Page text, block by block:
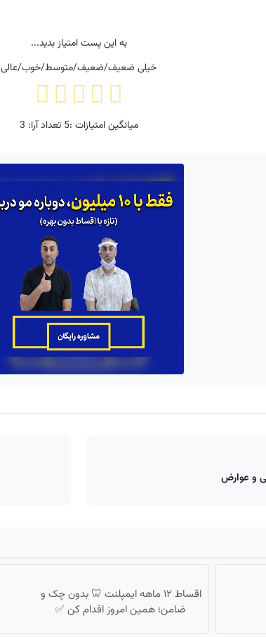
به این پست امتیاز بدید...
خیلی ضعیف/ضعیف/متوسط/خوب/عالی
میانگین امتیازات :5 تعداد آرا: 3
و عوارض
اقساط ۱۲ ماهه ایمپلنت 🦷 بدون چک و
ضامن؛ همین امروز اقدام کن ✅